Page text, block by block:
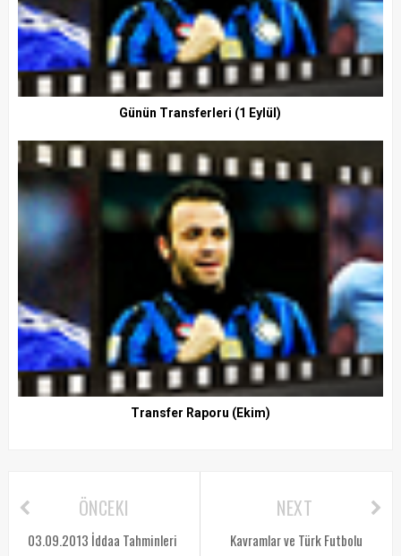
Günün Transferleri (1 Eylül)
Transfer Raporu (Ekim)
NEXT
Kavramlar ve Türk Futbolu
ÖNCEKI
03.09.2013 İddaa Tahminleri